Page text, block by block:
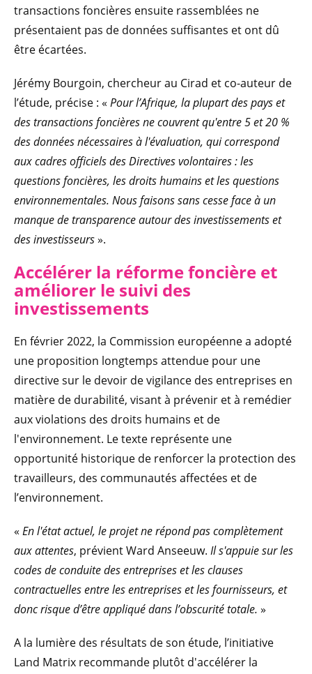
transactions foncières ensuite rassemblées ne
présentaient pas de données suffisantes et ont dû
être écartées.
Jérémy Bourgoin, chercheur au Cirad et co-auteur de
l’étude, précise : « Pour l’Afrique, la plupart des pays et
des transactions foncières ne couvrent qu'entre 5 et 20 %
des données nécessaires à l'évaluation, qui correspond
aux cadres officiels des Directives volontaires : les
questions foncières, les droits humains et les questions
environnementales. Nous faisons sans cesse face à un
manque de transparence autour des investissements et
des investisseurs».
Accélérer la réforme foncière et
améliorer le suivi des
investissements
En février 2022, la Commission européenne a adopté
une proposition longtemps attendue pour une
directive sur le devoir de vigilance des entreprises en
matière de durabilité, visant à prévenir et à remédier
aux violations des droits humains et de
l'environnement. Le texte représente une
opportunité historique de renforcer la protection des
travailleurs, des communautés affectées et de
l’environnement.
« En l'état actuel, le projet ne répond pas complètement
aux attentes, prévient Ward Anseeuw. Il s'appuie sur les
codes de conduite des entreprises et les clauses
contractuelles entre les entreprises et les fournisseurs, et
donc risque d’être appliqué dans l’obscurité totale. »
A la lumière des résultats de son étude, l’initiative
Land Matrix recommande plutôt d'accélérer la